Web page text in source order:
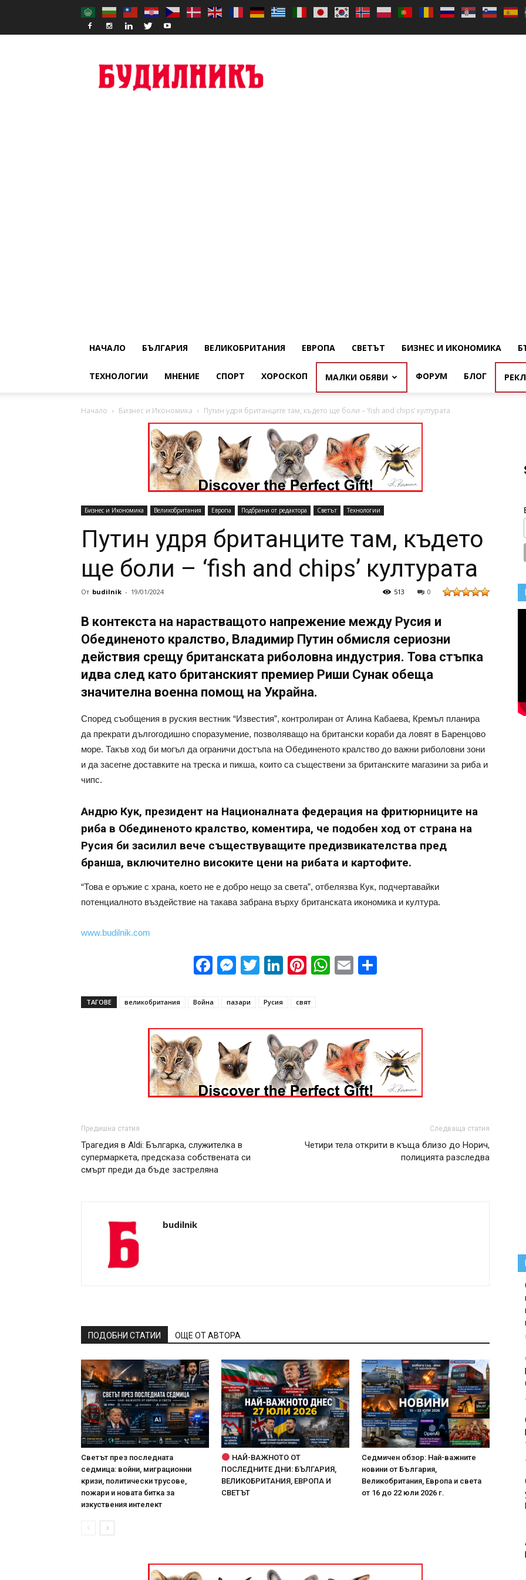
НАЧАЛО БЪЛГАРИЯ ВЕЛИКОБРИТАНИЯ ЕВРОПА СВЕТЪТ БИЗНЕС И ИКОНОМИКА
ТЕХНОЛОГИИ МНЕНИЕ СПОРТ ХОРОСКОП МАЛКИ ОБЯВИ ФОРУМ БЛОГ
Начало Бизнес и Икономика Путин удря британците там, където ще боли – ‘fish and chips’ културата
Бизнес и Икономика Великобритания Европа Подбрани от редактора Светът Технологии
Путин удря британците там, където
ще боли – ‘fish and chips’ културата
От budilnik - 19/01/2024 0
513
В контекста на нарастващото напрежение между Русия и
Обединеното кралство, Владимир Путин обмисля сериозни
действия срещу британската риболовна индустрия. Това стъпка
идва след като британският премиер Риши Сунак обеща
значителна военна помощ на Украйна.
Според съобщения в руския вестник “Известия”, контролиран от Алина Кабаева, Кремъл планира
да прекрати дългогодишно споразумение, позволяващо на британски кораби да ловят в Баренцово
море. Такъв ход би могъл да ограничи достъпа на Обединеното кралство до важни риболовни зони
и да засегне доставките на треска и пикша, които са съществени за британските магазини за риба и
чипс.
Андрю Кук, президент на Националната федерация на фритюрниците на
риба в Обединеното кралство, коментира, че подобен ход от страна на
Русия би засилил вече съществуващите предизвикателства пред
бранша, включително високите цени на рибата и картофите.
“Това е оръжие с храна, което не е добро нещо за света”, отбелязва Кук, подчертавайки
потенциалното въздействие на такава забрана върху британската икономика и култура.
www.budilnik.com
Facebook
Messenger
Twitter
LinkedIn
Pinterest
WhatsApp
Email
ТАГОВЕ великобритания Война пазари Русия свят
Предишна статия
Трагедия в Aldi: Българка, служителка в
супермаркета, предсказа собствената си
смърт преди да бъде застреляна
Следваща статия
Четири тела открити в къща близо до Норич,
полицията разследва
budilnik
ПОДОБНИ СТАТИИ ОЩЕ ОТ АВТОРА
Светът през последната
седмица: войни, миграционни
кризи, политически трусове,
пожари и новата битка за
изкуствения интелект
НАЙ-ВАЖНОТО ОТ
ПОСЛЕДНИТЕ ДНИ: БЪЛГАРИЯ,
ВЕЛИКОБРИТАНИЯ, ЕВРОПА И
СВЕТЪТ
Седмичен обзор: Най-важните
новини от България,
Великобритания, Европа и света
от 16 до 22 юли 2026 г.